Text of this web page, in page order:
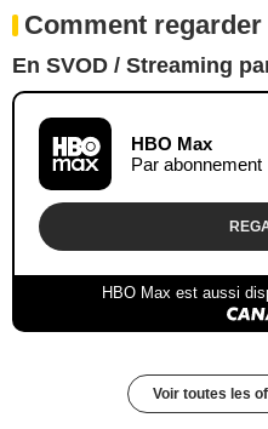
Comment
En SVOD / Streaming
HBO Max
Par abonnement
HBO Max est aussi
Voir toutes les